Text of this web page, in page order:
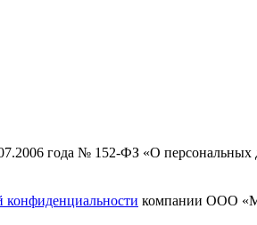
года № 152-ФЗ «О
конфиденциальности компании ООО